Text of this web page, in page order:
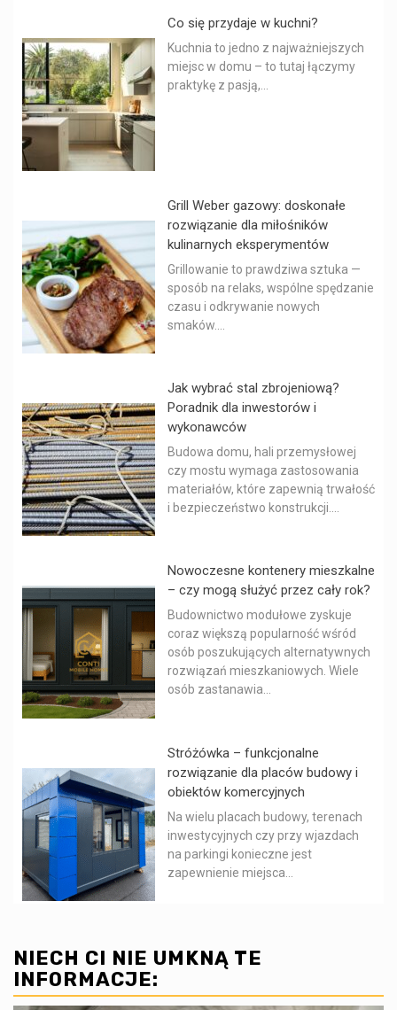
Co się przydaje w kuchni?
Kuchnia to jedno z najważniejszych
miejsc w domu – to tutaj łączymy
praktykę z pasją,...
Grill Weber gazowy: doskonałe
rozwiązanie dla miłośników
kulinarnych eksperymentów
Grillowanie to prawdziwa sztuka —
sposób na relaks, wspólne spędzanie
czasu i odkrywanie nowych
smaków....
Jak wybrać stal zbrojeniową?
Poradnik dla inwestorów i
wykonawców
Budowa domu, hali przemysłowej
czy mostu wymaga zastosowania
materiałów, które zapewnią trwałość
i bezpieczeństwo konstrukcji....
Nowoczesne kontenery mieszkalne
– czy mogą służyć przez cały rok?
Budownictwo modułowe zyskuje
coraz większą popularność wśród
osób poszukujących alternatywnych
rozwiązań mieszkaniowych. Wiele
osób zastanawia...
Stróżówka – funkcjonalne
rozwiązanie dla placów budowy i
obiektów komercyjnych
Na wielu placach budowy, terenach
inwestycyjnych czy przy wjazdach
na parkingi konieczne jest
zapewnienie miejsca...
NIECH CI NIE UMKNĄ TE
INFORMACJE: